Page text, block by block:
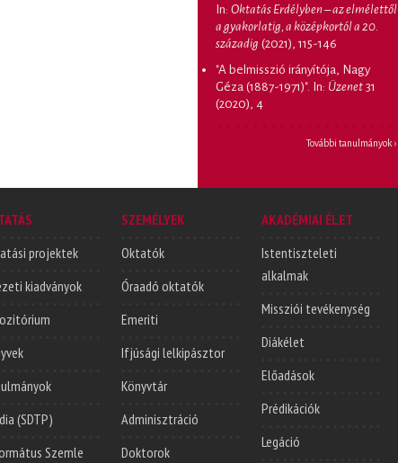
In: Oktatás Erdélyben – az elmélettől
a gyakorlatig, a középkortól a 20.
századig (2021), 115-146
"A belmisszió irányítója, Nagy
Géza (1887-1971)". In: Üzenet 31
(2020), 4
További tanulmányok ›
projektek
kiadványok
(SDTP)
Szemle
SZEMÉLYEK
Oktatók
Óraadó oktatók
Emeriti
Ifjúsági lelkipásztor
Könyvtár
Adminisztráció
Doktorok
AKADÉMIAI ÉLET
Istentiszteleti
alkalmak
Missziói tevékenység
Diákélet
Előadások
Prédikációk
Legáció